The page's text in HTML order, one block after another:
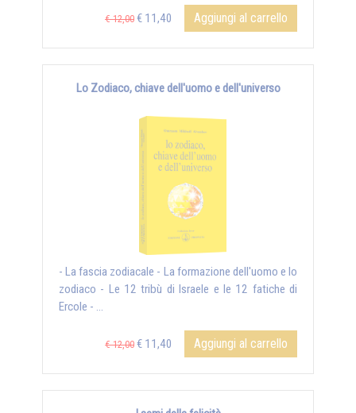
€ 12,00 € 11,40 Aggiungi al carrello
Lo Zodiaco, chiave dell'uomo e dell'universo
- La fascia zodiacale - La formazione dell'uomo e lo
zodiaco - Le 12 tribù di Israele e le 12 fatiche di
Ercole - ...
€ 12,00 € 11,40 Aggiungi al carrello